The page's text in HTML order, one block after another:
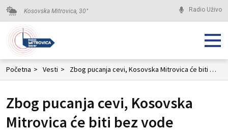
Kosovska Mitrovica, 30° Radio Uživo
Početna > Vesti > Zbog pucanja cevi, Kosovska Mitrovica će biti bez vode
Zbog pucanja cevi, Kosovska
Mitrovica će biti bez vode